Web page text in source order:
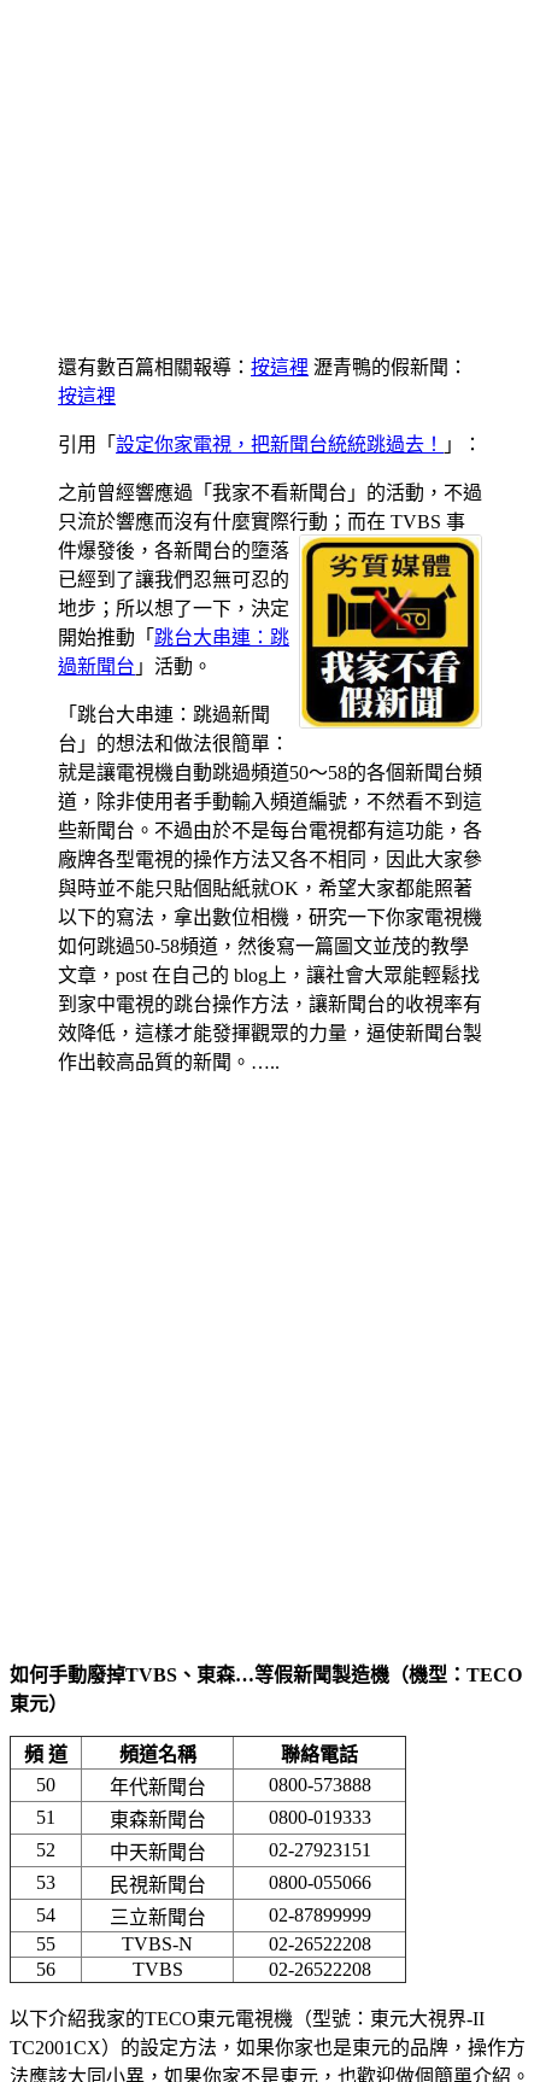
還有數百篇相關報導： 按這裡 瀝青鴨的假新聞：
按這裡
引用「 設定你家電視，把新聞台統統跳過去！ 」：
之前曾經響應過「我家不看新聞台」的活動，不過
只流於響應而沒有什麼實際行動；而在 TVBS 事
件爆發後，各新聞台的墮落
已經到了讓我們忍無可忍的
地步；所以想了一下，決定
開始推動「 跳台大串連：跳
過新聞台 」活動。
「跳台大串連：跳過新聞
台」的想法和做法很簡單：
就是讓電視機自動跳過頻道50～58的各個新聞台頻
道，除非使用者手動輸入頻道編號，不然看不到這
些新聞台。不過由於不是每台電視都有這功能，各
廠牌各型電視的操作方法又各不相同，因此大家參
與時並不能只貼個貼紙就OK，希望大家都能照著
以下的寫法，拿出數位相機，研究一下你家電視機
如何跳過50-58頻道，然後寫一篇圖文並茂的教學
文章，post 在自己的 blog上，讓社會大眾能輕鬆找
到家中電視的跳台操作方法，讓新聞台的收視率有
效降低，這樣才能發揮觀眾的力量，逼使新聞台製
作出較高品質的新聞。…..
如何手動廢掉TVBS、東森…等假新聞製造機（機型：TECO
東元）
頻 道 頻道名稱
聯絡電話
50
年代新聞台
0800-573888
51
東森新聞台
0800-019333
52
中天新聞台
02-27923151
53
民視新聞台
0800-055066
54
三立新聞台
02-87899999
55
TVBS-N
02-26522208
56
TVBS 02-26522208
以下介紹我家的TECO東元電視機（型號：東元大視界-II
TC2001CX）的設定方法，如果你家也是東元的品牌，操作方
法應該大同小異，如果你家不是東元，也歡迎做個簡單介紹。